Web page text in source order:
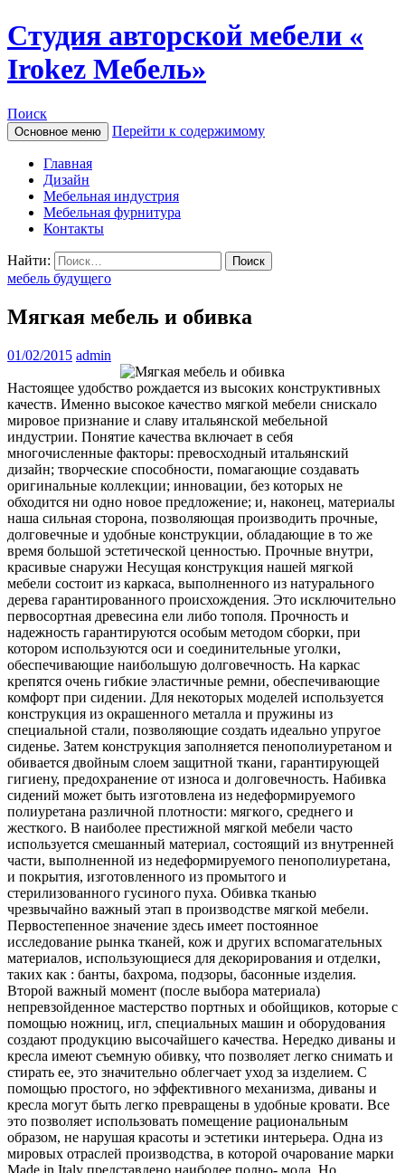
Студия авторской мебели «
Irokez Мебель»
Поиск
Основное меню Перейти к содержимому
Главная
Дизайн
Мебельная индустрия
Мебельная фурнитура
Контакты
Найти:
мебель будущего
Мягкая мебель и обивка
01/02/2015 admin
Настоящее удобство рождается из высоких конструктивных
качеств. Именно высокое качество мягкой мебели снискало
мировое признание и славу итальянской мебельной
индустрии. Понятие качества включает в себя
многочисленные факторы: превосходный итальянский
дизайн; творческие способности, помагающие создавать
оригинальные коллекции; инновации, без которых не
обходится ни одно новое предложение; и, наконец, материалы
наша сильная сторона, позволяющая производить прочные,
долговечные и удобные конструкции, обладающие в то же
время большой эстетической ценностью. Прочные внутри,
красивые снаружи Несущая конструкция нашей мягкой
мебели состоит из каркаса, выполненного из натурального
дерева гарантированного происхождения. Это исключительно
первосортная древесина ели либо тополя. Прочность и
надежность гарантируются особым методом сборки, при
котором используются оси и соединительные уголки,
обеспечивающие наибольшую долговечность. На каркас
крепятся очень гибкие эластичные ремни, обеспечивающие
комфорт при сидении. Для некоторых моделей используется
конструкция из окрашенного металла и пружины из
специальной стали, позволяющие создать идеально упругое
сиденье. Затем конструкция заполняется пенополиуретаном и
обивается двойным слоем защитной ткани, гарантирующей
гигиену, предохранение от износа и долговечность. Набивка
сидений может быть изготовлена из недеформируемого
полиуретана различной плотности: мягкого, среднего и
жесткого. В наиболее престижной мягкой мебели часто
используется смешанный материал, состоящий из внутренней
части, выполненной из недеформируемого пенополиуретана,
и покрытия, изготовленного из промытого и
стерилизованного гусиного пуха. Обивка тканью
чрезвычайно важный этап в производстве мягкой мебели.
Первостепенное значение здесь имеет постоянное
исследование рынка тканей, кож и других вспомагательных
материалов, использующиеся для декорирования и отделки,
таких как : банты, бахрома, подзоры, басонные изделия.
Второй важный момент (после выбора материала)
непревзойденное мастерство портных и обойщиков, которые с
помощью ножниц, игл, специальных машин и оборудования
создают продукцию высочайшего качества. Нередко диваны и
кресла имеют съемную обивку, что позволяет легко снимать и
стирать ее, это значительно облегчает уход за изделием. С
помощью простого, но эффективного механизма, диваны и
кресла могут быть легко превращены в удобные кровати. Все
это позволяет использовать помещение рациональным
образом, не нарушая красоты и эстетики интерьера. Одна из
мировых отраслей производства, в которой очарование марки
Made in Italy представлено наиболее полно- мода. Но